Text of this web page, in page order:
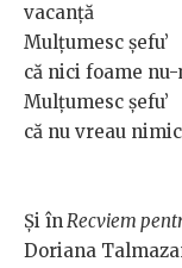
vacanță
Mulțumesc șefu’
că nici foame
Mulțumesc șefu’
că nu vreau
Și înRecviem
Doriana